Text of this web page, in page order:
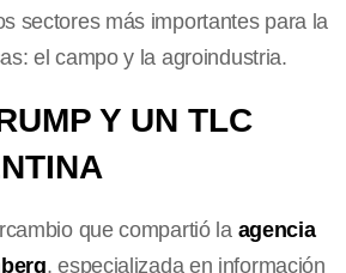
sectores más importantes para la
el campo y la agroindustria.
Y UN TLC
que compartió la agencia
, especializada en información